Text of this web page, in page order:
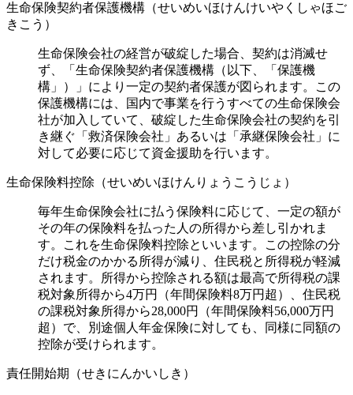
生命保険契約者保護機構（せいめいほけんけいやくしゃほご
きこう）
生命保険会社の経営が破綻した場合、契約は消滅せ
ず、「生命保険契約者保護機構（以下、「保護機
構」）」により一定の契約者保護が図られます。この
保護機構には、国内で事業を行うすべての生命保険会
社が加入していて、破綻した生命保険会社の契約を引
き継ぐ「救済保険会社」あるいは「承継保険会社」に
対して必要に応じて資金援助を行います。
生命保険料控除（せいめいほけんりょうこうじょ）
毎年生命保険会社に払う保険料に応じて、一定の額が
その年の保険料を払った人の所得から差し引かれま
す。これを生命保険料控除といいます。この控除の分
だけ税金のかかる所得が減り、住民税と所得税が軽減
されます。所得から控除される額は最高で所得税の課
税対象所得から4万円（年間保険料8万円超）、住民税
の課税対象所得から28,000円（年間保険料56,000万円
超）で、別途個人年金保険に対しても、同様に同額の
控除が受けられます。
責任開始期（せきにんかいしき）